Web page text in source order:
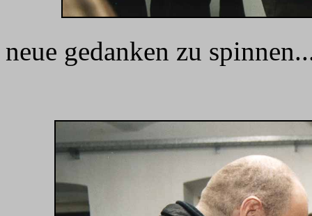
neue gedanken zu